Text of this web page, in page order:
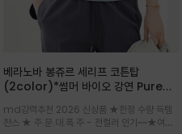
베라노바 봉쥬르 세리프 코튼탑
(2color)*썸머 바이오 강연 Pure
성적인 프랑스어 수식어를 조합
md강력추천 2026 신상품 ★한정 수량 득템
찬스 ★ 주.문.대.폭.주 - 전컬러 인기~~★여름